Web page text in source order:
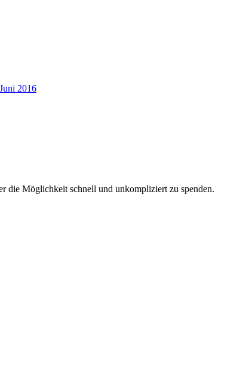
2016
die Möglichkeit schnell und unkompliziert zu spenden.